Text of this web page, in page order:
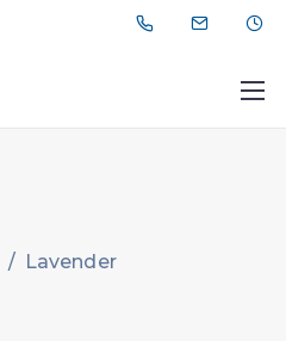
/ Lavender